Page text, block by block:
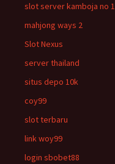
slot server kamboja no 1
mahjong ways 2
Slot Nexus
server thailand
situs depo 10k
coy99
slot terbaru
link woy99
login sbobet88